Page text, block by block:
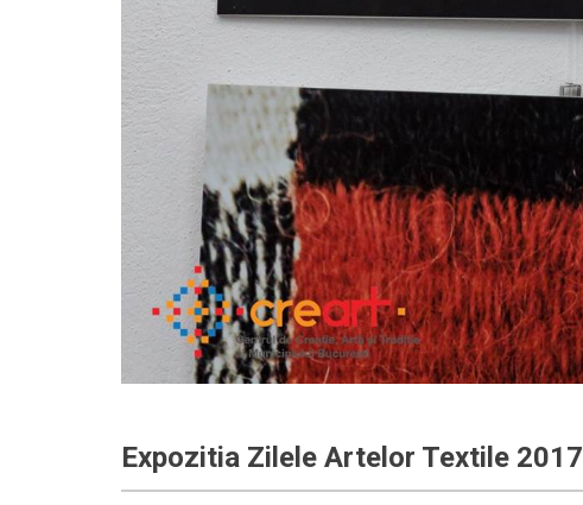
Expozitia Zilele Artelor Textile 2017